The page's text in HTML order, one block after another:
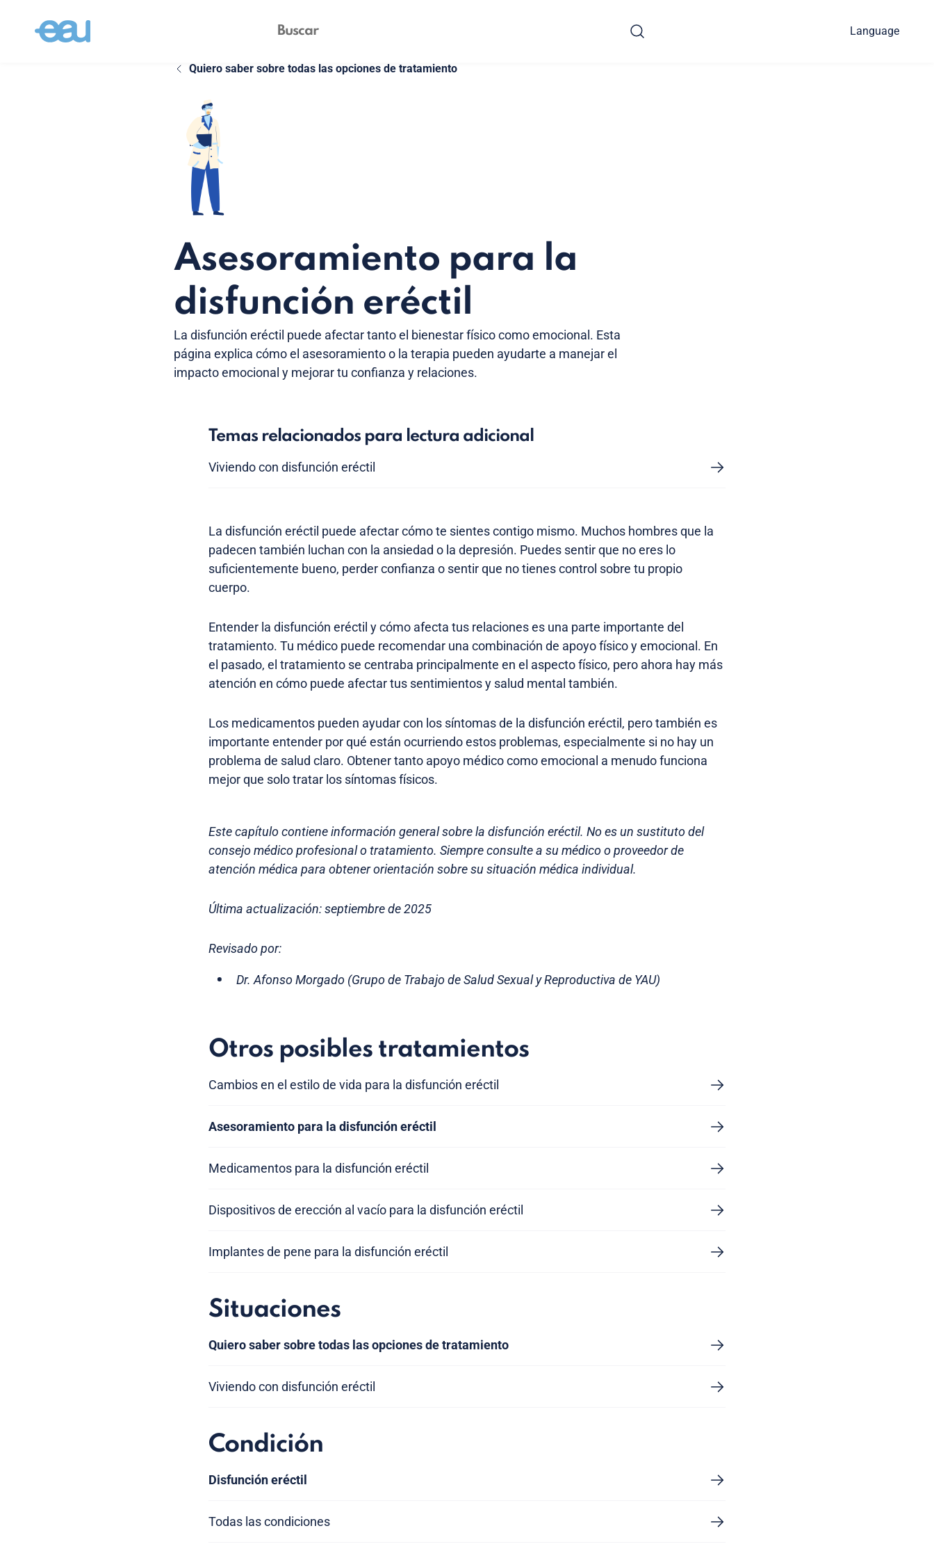
Language
Quiero saber sobre todas las opciones de tratamiento
Asesoramiento para la
disfunción eréctil
La disfunción eréctil puede afectar tanto el bienestar físico como emocional. Esta
página explica cómo el asesoramiento o la terapia pueden ayudarte a manejar el
impacto emocional y mejorar tu confianza y relaciones.
Temas relacionados para lectura adicional
Viviendo con disfunción eréctil
La disfunción eréctil puede afectar cómo te sientes contigo mismo. Muchos hombres que la
padecen también luchan con la ansiedad o la depresión. Puedes sentir que no eres lo
suficientemente bueno, perder confianza o sentir que no tienes control sobre tu propio
cuerpo.
Entender la disfunción eréctil y cómo afecta tus relaciones es una parte importante del
tratamiento. Tu médico puede recomendar una combinación de apoyo físico y emocional. En
el pasado, el tratamiento se centraba principalmente en el aspecto físico, pero ahora hay más
atención en cómo puede afectar tus sentimientos y salud mental también.
Los medicamentos pueden ayudar con los síntomas de la disfunción eréctil, pero también es
importante entender por qué están ocurriendo estos problemas, especialmente si no hay un
problema de salud claro. Obtener tanto apoyo médico como emocional a menudo funciona
mejor que solo tratar los síntomas físicos.
Este capítulo contiene información general sobre la disfunción eréctil. No es un sustituto del
consejo médico profesional o tratamiento. Siempre consulte a su médico o proveedor de
atención médica para obtener orientación sobre su situación médica individual.
Última actualización: septiembre de 2025
Revisado por:
Dr. Afonso Morgado (Grupo de Trabajo de Salud Sexual y Reproductiva de YAU)
Otros posibles tratamientos
Cambios en el estilo de vida para la disfunción eréctil
Asesoramiento para la disfunción eréctil
Medicamentos para la disfunción eréctil
Dispositivos de erección al vacío para la disfunción eréctil
Implantes de pene para la disfunción eréctil
Situaciones
Quiero saber sobre todas las opciones de tratamiento
Viviendo con disfunción eréctil
Condición
Disfunción eréctil
Todas las condiciones